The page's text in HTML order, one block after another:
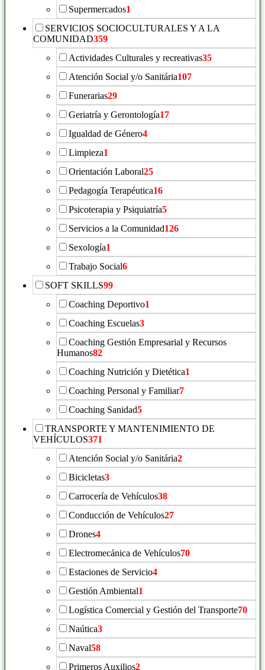
Supermercados1
SERVICIOS SOCIOCULTURALES Y A LA
COMUNIDAD359
Actividades Culturales y recreativas35
Atención Social y/o Sanitária107
Funerarias29
Geriatría y Gerontología17
Igualdad de Género4
Limpieza1
Orientación Laboral25
Pedagogía Terapéutica16
Psicoterapia y Psiquiatría5
Servicios a la Comunidad126
Sexología1
Trabajo Social6
SOFT SKILLS99
Coaching Deportivo1
Coaching Escuelas3
Coaching Gestión Empresarial y Recursos
Humanos82
Coaching Nutrición y Dietética1
Coaching Personal y Familiar7
Coaching Sanidad5
TRANSPORTE Y MANTENIMIENTO DE
VEHÍCULOS371
Atención Social y/o Sanitária2
Bicicletas3
Carrocería de Vehículos38
Conducción de Vehículos27
Drones4
Electromecánica de Vehículos70
Estaciones de Servicio4
Gestión Ambiental1
Logística Comercial y Gestión del Transporte70
Naútica3
Naval58
Primeros Auxilios2